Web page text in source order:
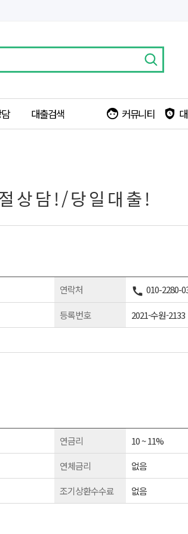
대출검색 face 커뮤니티 safety_check
상 담 ! / 당 일 대 출 !
연락처 010-2280-
등록번호
2021-수원-2133
연금리
10 ~ 11%
연체금리
없음
조기상환수수료 없음